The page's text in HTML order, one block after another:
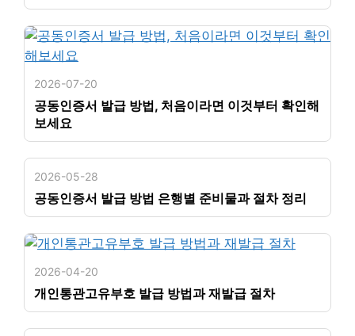
2026-07-20
공동인증서 발급 방법, 처음이라면 이것부터 확인해
보세요
2026-05-28
공동인증서 발급 방법 은행별 준비물과 절차 정리
2026-04-20
개인통관고유부호 발급 방법과 재발급 절차